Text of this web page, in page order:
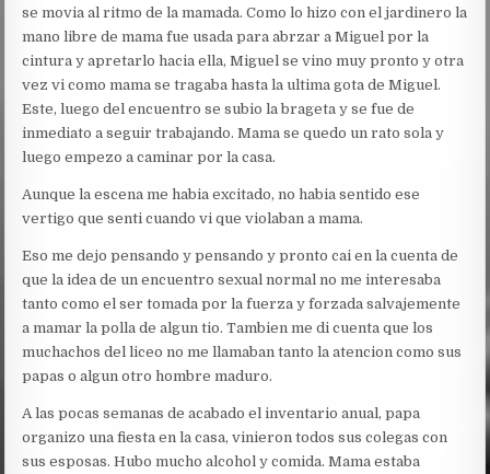
se movia al ritmo de la mamada. Como lo hizo con el jardinero la
mano libre de mama fue usada para abrzar a Miguel por la
cintura y apretarlo hacia ella, Miguel se vino muy pronto y otra
vez vi como mama se tragaba hasta la ultima gota de Miguel.
Este, luego del encuentro se subio la brageta y se fue de
inmediato a seguir trabajando. Mama se quedo un rato sola y
luego empezo a caminar por la casa.
Aunque la escena me habia excitado, no habia sentido ese
vertigo que senti cuando vi que violaban a mama.
Eso me dejo pensando y pensando y pronto cai en la cuenta de
que la idea de un encuentro sexual normal no me interesaba
tanto como el ser tomada por la fuerza y forzada salvajemente
a mamar la polla de algun tio. Tambien me di cuenta que los
muchachos del liceo no me llamaban tanto la atencion como sus
papas o algun otro hombre maduro.
A las pocas semanas de acabado el inventario anual, papa
organizo una fiesta en la casa, vinieron todos sus colegas con
sus esposas. Hubo mucho alcohol y comida. Mama estaba